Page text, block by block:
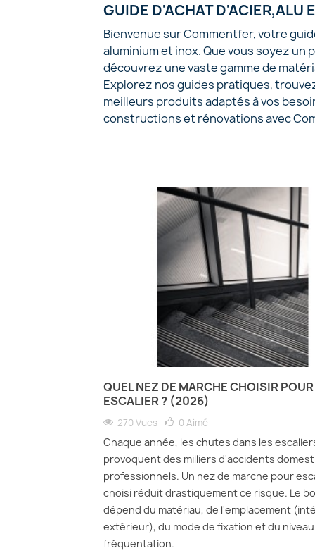
GUIDE D'ACHAT D'ACIER,ALU
Bienvenue sur Commentfer, votre
aluminium et inox. Que vous soyez
découvrez une vaste gamme de
Explorez nos guides pratiques,
meilleurs produits adaptés à vos
constructions et rénovations avec
QUEL NEZ DE MARCHE CHOISIR
ESCALIER ? (2026)
270 Vues 0 Aimé
Chaque année, les chutes dans les
provoquent des milliers d'accidents
professionnels. Un nez de marche pour
choisi réduit drastiquement ce risque. Le
dépend du matériau, de l'emplacement
extérieur), du mode de fixation et du
fréquentation.